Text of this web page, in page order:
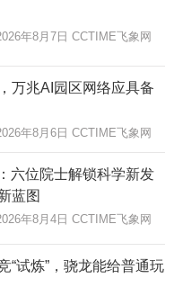
年8月7日 CCTIME飞象网
万兆AI园区网络应具备
年8月6日 CCTIME飞象网
六位院士解锁科学新发
蓝图
年8月4日 CCTIME飞象网
“试炼”，骁龙能给普通玩